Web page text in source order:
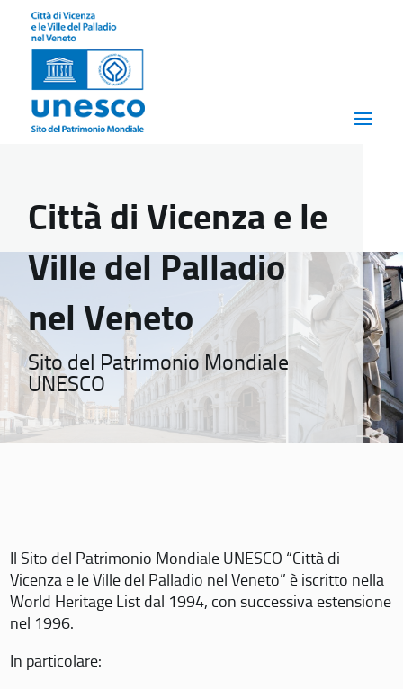
Città di Vicenza e le
Ville del Palladio
nel Veneto
Sito del Patrimonio Mondiale
UNESCO
Il Sito del Patrimonio Mondiale UNESCO “Città di
Vicenza e le Ville del Palladio nel Veneto” è iscritto nella
World Heritage List dal 1994, con successiva estensione
nel 1996.
In particolare: